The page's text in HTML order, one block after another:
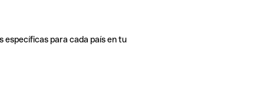
específicas para cada país en tu